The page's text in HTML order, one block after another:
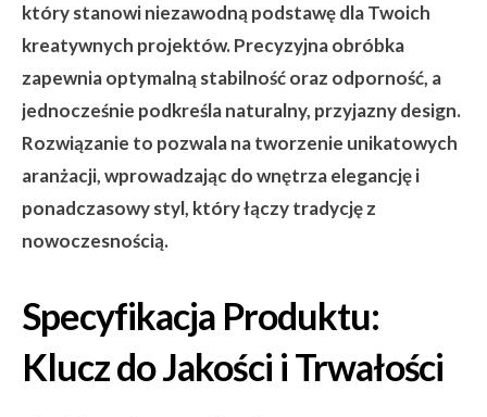
który stanowi niezawodną podstawę dla Twoich
kreatywnych projektów. Precyzyjna obróbka
zapewnia optymalną stabilność oraz odporność, a
jednocześnie podkreśla naturalny, przyjazny design.
Rozwiązanie to pozwala na tworzenie unikatowych
aranżacji, wprowadzając do wnętrza elegancję i
ponadczasowy styl, który łączy tradycję z
nowoczesnością.
Specyfikacja Produktu:
Klucz do Jakości i Trwałości